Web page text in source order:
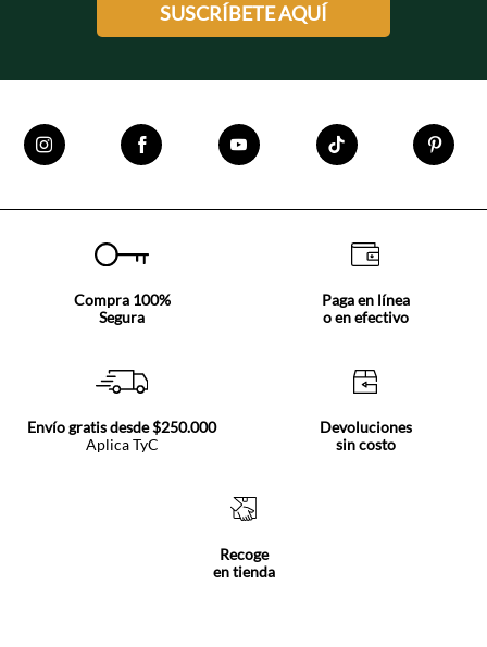
SUSCRÍBETE AQUÍ
Compra 100%
Segura
Paga en línea
o en efectivo
Envío gratis desde $250.000
Aplica TyC
Devoluciones
sin costo
Recoge
en tienda